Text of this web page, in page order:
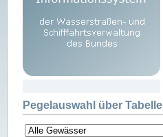
Pegelauswahl über Tabelle